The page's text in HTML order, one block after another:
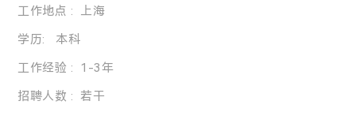
工作地点 : 上海
学历: 本科
工作经验 : 1-3年
招聘人数 : 若干